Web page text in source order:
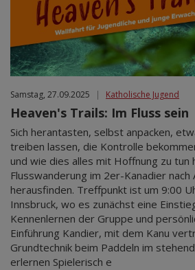
Samstag, 27.09.2025 | Katholische Jugend
Heaven's Trails: Im Fluss sein
Sich herantasten, selbst anpacken,
treiben lassen, die Kontrolle
und wie dies alles mit Hoffnung zu tun
Flusswanderung im 2er-Kanadier
herausfinden. Treffpunkt ist um 9:00
Innsbruck, wo es zunächst eine
Kennenlernen der Gruppe und
Einführung Kandier, mit dem Kanu
Grundtechnik beim Paddeln im
erlernen Spielerisch e